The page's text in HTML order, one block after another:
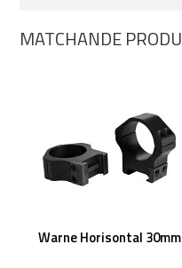
MATCHANDE
Warne Horisontal 30mm